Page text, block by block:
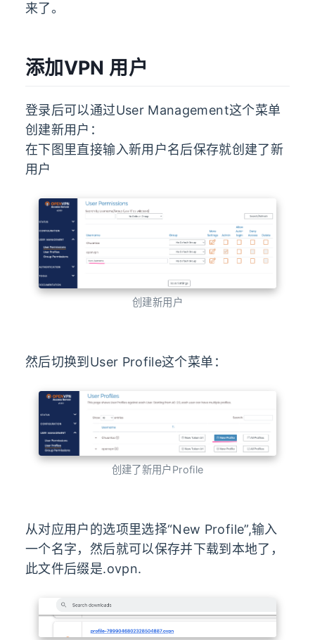
来了。
添加VPN 用户
登录后可以通过User Management这个菜单
创建新用户：
在下图里直接输入新用户名后保存就创建了新
用户
创建新用户
然后切换到User Profile这个菜单：
创建了新用户Profile
从对应用户的选项里选择“New Profile”,输入
一个名字，然后就可以保存并下载到本地了，
此文件后缀是.ovpn.